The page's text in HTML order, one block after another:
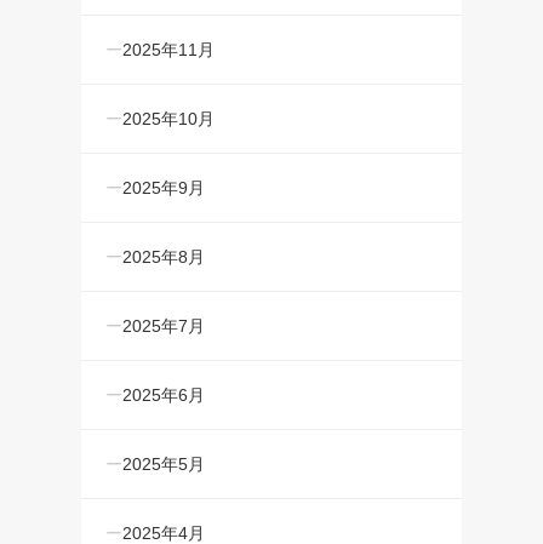
2025年11月
2025年10月
2025年9月
2025年8月
2025年7月
2025年6月
2025年5月
2025年4月